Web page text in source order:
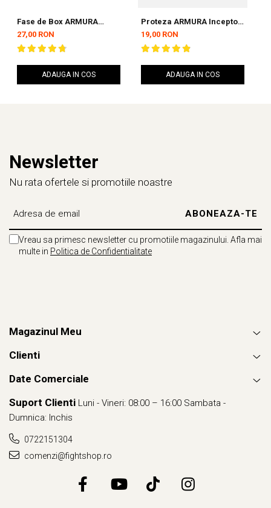
Fase de Box ARMURA
Inceptos Negre 4,5 metri
27,00 RON
ADAUGA IN COS
Proteza ARMURA Inceptos
19,00 RON
ADAUGA IN COS
Newsletter
Nu rata ofertele si promotiile noastre
Vreau sa primesc newsletter cu promotiile magazinului. Afla mai
multe in Politica de Confidentialitate
Magazinul Meu
Clienti
Date Comerciale
Suport Clienti Luni - Vineri: 08:00 – 16:00 Sambata -
Dumnica: Inchis
0722151304
comenzi@fightshop.ro